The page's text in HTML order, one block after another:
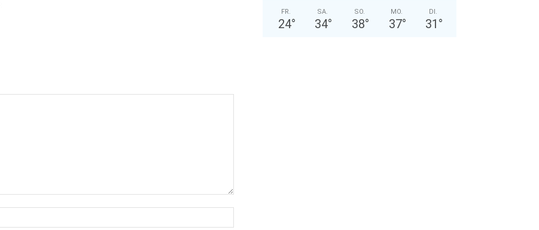
FR.
24°
SA.
34°
SO.
38°
MO.
37°
DI.
31 °